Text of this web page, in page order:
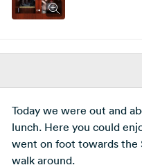
Today we were out and
lunch. Here you could
went on foot towards the
walk around.